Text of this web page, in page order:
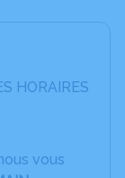
HORAIRES
vous